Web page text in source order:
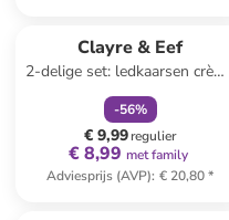
Clayre & Eef
2-delige set: ledkaarsen crème
- (H)13 x Ø 8 cm
-56%
€ 9,99regulier
€ 8,99 met family
Adviesprijs (AVP): € 20,80*